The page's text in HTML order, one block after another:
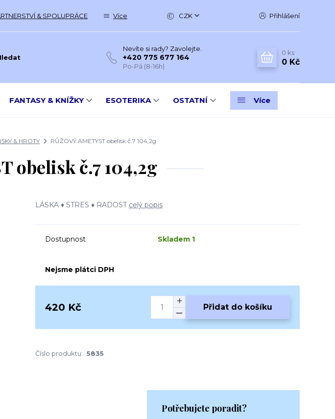
& SPOLUPRÁCE Více CZK Přihlášení
Nevíte si rady? Zavolejte.
+420 775 677 164
Po-Pá (8-16h)
0 ks
0 Kč
FANTASY & KNÍŽKY ESOTERIKA OSTATNÍ Více
& HROTY RŮŽOVÝ AMETYST obelisk č.7 104,2g
obelisk č.7 104,2g
LÁSKA ♦ STRES ♦ RADOST celý popis
Dostupnost Skladem 1
Nejsme plátci DPH
420 Kč Přidat do košíku
Číslo produktu: 5835
Potřebujete poradit?